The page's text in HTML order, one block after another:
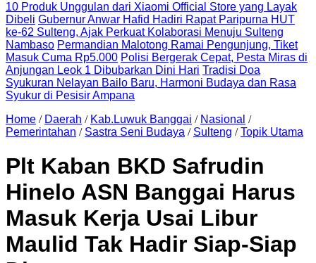
10 Produk Unggulan dari Xiaomi Official Store yang Layak
Dibeli Gubernur Anwar Hafid Hadiri Rapat Paripurna HUT
ke-62 Sulteng, Ajak Perkuat Kolaborasi Menuju Sulteng
Nambaso Permandian Malotong Ramai Pengunjung, Tiket
Masuk Cuma Rp5.000 Polisi Bergerak Cepat, Pesta Miras di
Anjungan Leok 1 Dibubarkan Dini Hari Tradisi Doa
Syukuran Nelayan Bailo Baru, Harmoni Budaya dan Rasa
Syukur di Pesisir Ampana
Home / Daerah / Kab.Luwuk Banggai / Nasional /
Pemerintahan / Sastra Seni Budaya / Sulteng /Topik Utama
Plt Kaban BKD Safrudin
Hinelo ASN Banggai Harus
Masuk Kerja Usai Libur
Maulid Tak Hadir Siap-Siap